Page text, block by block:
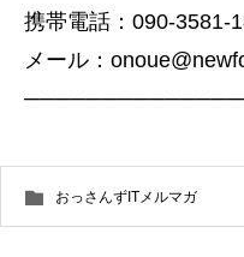
携帯電話：090-3581-
メール：
おっさんずITメルマガ